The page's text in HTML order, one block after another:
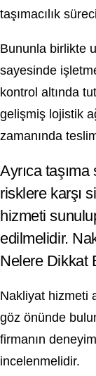
taşımacılık
Bununla birlikte
sayesinde
kontrol altında
gelişmiş lojistik
zamanında
Ayrıca taşıma
risklere karşı
hizmeti
edilmelidir.
Nelere Dikkat
Nakliyat hizmeti
göz önünde
firmanın
incelenmelidir.